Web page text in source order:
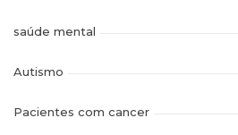
saúde mental
Autismo
Pacientes com cancer